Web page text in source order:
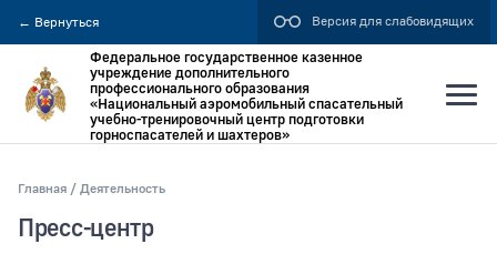
← Вернуться Версия для слабовидящих
всей фразе
Федеральное государственное казенное
учреждение дополнительного
профессионального образования
«Национальный аэромобильный спасательный
учебно-тренировочный центр подготовки
горноспасателей и шахтеров»
Главная Деятельность
Пресс-центр